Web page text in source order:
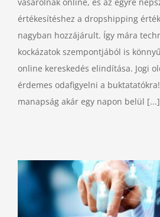
értékesítéshez a dropshipping
nagyban hozzájárult. Így mára
kockázatok szempontjából is
online kereskedés elindítása. Jogi
érdemes odafigyelni a
manapság akár egy napon belül [...]